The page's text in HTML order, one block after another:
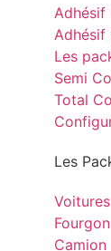
Adhésif
Adhésif
Les
Semi
Total
Les
Voitures
Fourgon
Camion